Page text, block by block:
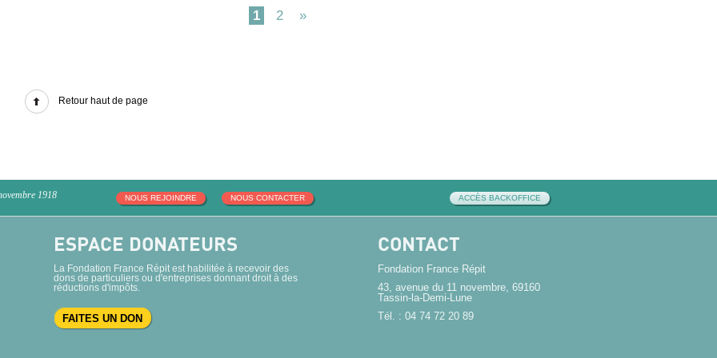
1 2 »
Retour haut de page
1918 NOUS CONTACTER
NOUS REJOINDRE ACCÈS BACKOFFICE
ESPACE DONATEURS
La Fondation France Répit est habilitée à recevoir des
dons de particuliers ou d'entreprises donnant droit à des
réductions d'impôts.
FAITES UN DON
CONTACT
Fondation France Répit
43, avenue du 11 novembre, 69160
Tassin-la-Demi-Lune
Tél. : 04 74 72 20 89